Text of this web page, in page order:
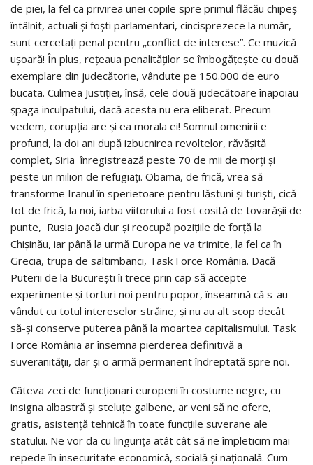
de piei, la fel ca privirea unei copile spre primul flăcău chipeş
întâlnit, actuali şi foşti parlamentari, cincisprezece la număr,
sunt cercetaţi penal pentru „conflict de interese”. Ce muzică
uşoară! În plus, reţeaua penalităţilor se îmbogăţeşte cu două
exemplare din judecătorie, vândute pe 150.000 de euro
bucata. Culmea Justiţiei, însă, cele două judecătoare înapoiau
şpaga inculpatului, dacă acesta nu era eliberat. Precum
vedem, corupţia are şi ea morala ei! Somnul omenirii e
profund, la doi ani după izbucnirea revoltelor, răvăşită
complet, Siria înregistrează peste 70 de mii de morţi şi
peste un milion de refugiaţi. Obama, de frică, vrea să
transforme Iranul în sperietoare pentru lăstuni şi turişti, cică
tot de frică, la noi, iarba viitorului a fost cosită de tovarăşii de
punte, Rusia joacă dur şi reocupă poziţiile de forţă la
Chişinău, iar până la urmă Europa ne va trimite, la fel ca în
Grecia, trupa de saltimbanci, Task Force România. Dacă
Puterii de la Bucureşti îi trece prin cap să accepte
experimente şi torturi noi pentru popor, înseamnă că s-au
vândut cu totul intereselor străine, şi nu au alt scop decât
să-şi conserve puterea până la moartea capitalismului. Task
Force România ar însemna pierderea definitivă a
suveranităţii, dar şi o armă permanent îndreptată spre noi.
Câteva zeci de funcţionari europeni în costume negre, cu
insigna albastră şi steluţe galbene, ar veni să ne ofere,
gratis, asistenţă tehnică în toate funcţiile suverane ale
statului. Ne vor da cu linguriţa atât cât să ne împleticim mai
repede în insecuritate economică, socială şi naţională. Cum